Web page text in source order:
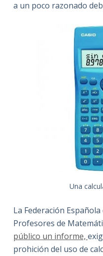
a un poco razonado
Una
La Federación Española
Profesores de
público un informe,
prohición del uso de